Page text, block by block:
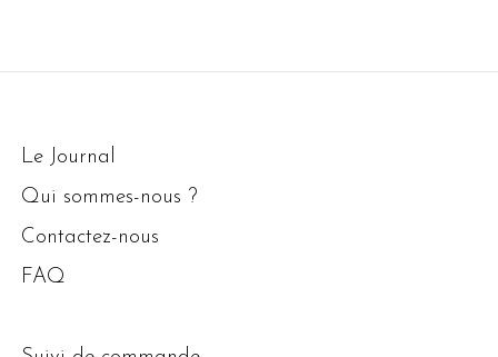
Le Journal
Qui sommes-nous ?
Contactez-nous
FAQ